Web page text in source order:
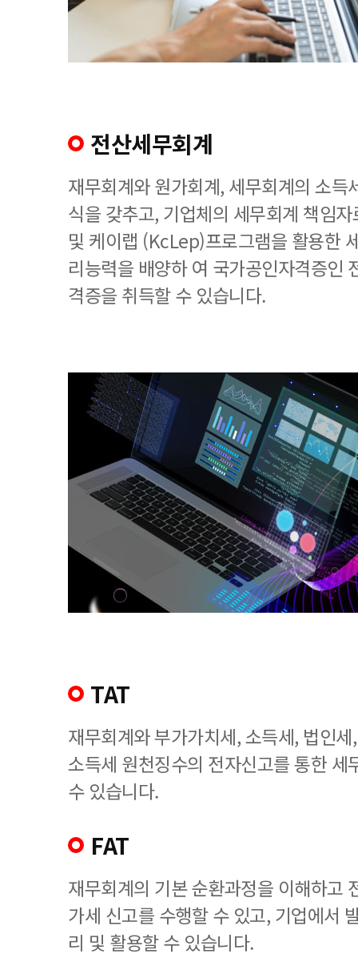
전산세무회계
재무회계와 원가회계, 세무회계의 소득
식을 갖추고, 기업체의 세무회계 책임
및 케이랩 (KcLep)프로그램을 활용한
리능력을 배양하 여 국가공인자격증인
격증을 취득할 수 있습니다.
TAT
재무회계와 부가가치세, 소득세, 법인
소득세 원천징수의 전자신고를 통한 세
수 있습니다.
FAT
재무회계의 기본 순환과정을 이해하고
가세 신고를 수행할 수 있고, 기업에서
리 및 활용할 수 있습니다.